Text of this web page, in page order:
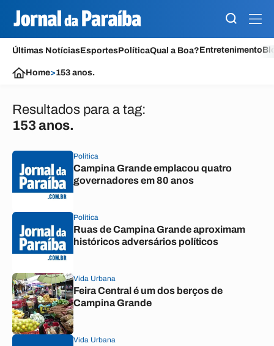
Últimas NotíciasEsportesPolíticaQual a Boa?Entretenimento
Home>153 anos.
Resultados para a tag:
153 anos.
Política
Campina Grande emplacou quatro
governadores em 80 anos
Política
Ruas de Campina Grande aproximam
históricos adversários políticos
Vida Urbana
Feira Central é um dos berços de
Campina Grande
Vida Urbana